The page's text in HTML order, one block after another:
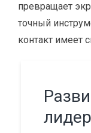
превращает
точный
контакт имеет